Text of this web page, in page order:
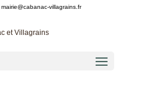
mairie@cabanac-villagrains.fr